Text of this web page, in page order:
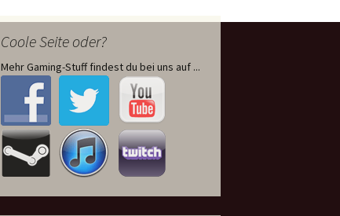
Coole Seite oder?
Mehr Gaming-Stuff findest du bei uns auf ...